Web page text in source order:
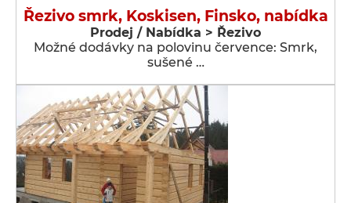
Řezivo smrk, Koskisen, Finsko, nabídka
Prodej / Nabídka > Řezivo
Možné dodávky na polovinu července: Smrk,
sušené …